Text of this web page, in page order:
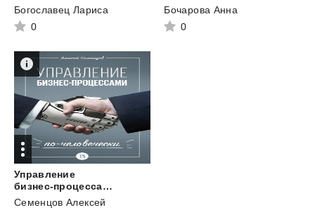
Богославец Лариса
0
Бочарова Анна
0
Управление
бизнес-процессами по-человечески
Семенцов Алексей